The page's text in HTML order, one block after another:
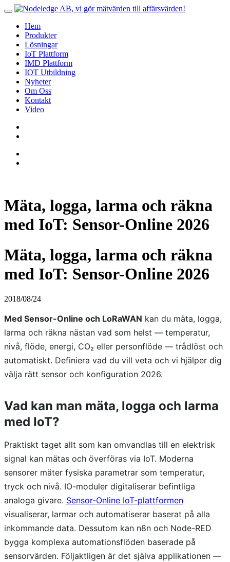
Hem
Produkter
Lösningar
IoT Plattform
IMD Plattform
IOT Utbildning
Nyheter
Om Oss
Kontakt
Video
Mäta, logga, larma och räkna
med IoT: Sensor-Online 2026
Mäta, logga, larma och räkna
med IoT: Sensor-Online 2026
2018/08/24
Med Sensor-Online och LoRaWAN kan du mäta, logga,
larma och räkna nästan vad som helst — temperatur,
nivå, flöde, energi, CO₂ eller personflöde — trådlöst och
automatiskt. Definiera vad du vill veta och vi hjälper dig
välja rätt sensor och konfiguration 2026.
Vad kan man mäta, logga och larma
med IoT?
Praktiskt taget allt som kan omvandlas till en elektrisk
signal kan mätas och överföras via IoT. Moderna
sensorer mäter fysiska parametrar som temperatur,
tryck och nivå. IO-moduler digitaliserar befintliga
analoga givare. Sensor-Online IoT-plattformen
visualiserar, larmar och automatiserar baserat på alla
inkommande data. Dessutom kan n8n och Node-RED
bygga komplexa automationsflöden baserade på
sensorvärden. Följaktligen är det själva applikationen —